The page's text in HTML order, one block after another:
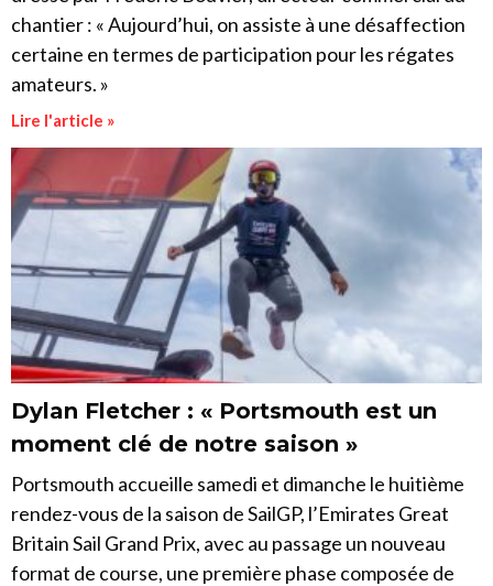
chantier : « Aujourd’hui, on assiste à une désaffection
certaine en termes de participation pour les régates
amateurs. »
Lire l'article »
Dylan Fletcher : « Portsmouth est un
moment clé de notre saison »
Portsmouth accueille samedi et dimanche le huitième
rendez-vous de la saison de SailGP, l’Emirates Great
Britain Sail Grand Prix, avec au passage un nouveau
format de course, une première phase composée de